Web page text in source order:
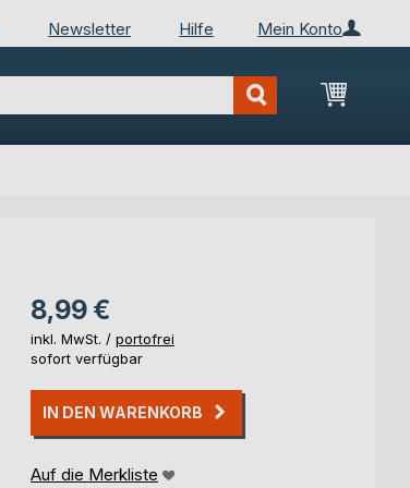
Mein Konto
Newsletter Hilfe
Mein
8,99 €
inkl. MwSt. / portofrei
sofort verfügbar
IN DEN WARENKORB
Auf die Merkliste